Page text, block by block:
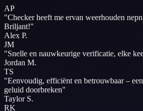
AP
"Checker heeft me ervan weerhouden
Briljant!"
Alex P.
JM
"Snelle en nauwkeurige verificatie, elke
Jordan M.
TS
"Eenvoudig, efficiënt en betrouwbaar –
geluid doorbreken"
Taylor S.
RK